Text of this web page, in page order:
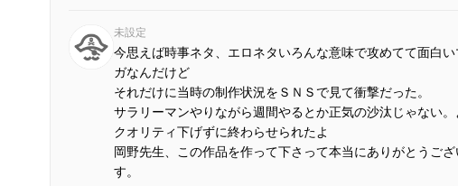
未設定
今思えば時事ネタ、エロネタいろんな意味で攻めてて面白い
ガなんだけど
それだけに当時の制作状況をＳＮＳで見て衝撃だった。
サラリーマンやりながら週間やるとか正気の沙汰じゃない。
クオリティ下げずに終わらせられたよ
岡野先生、この作品を作って下さって本当にありがとうござ
す。